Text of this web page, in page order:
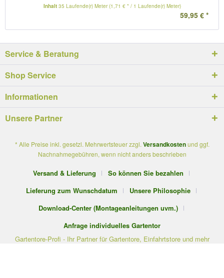
Inhalt 35 Laufende(r) Meter(1,71 € * / 1 Laufende(r) Meter)
59,95 € *
Service & Beratung
Shop Service
Informationen
Unsere Partner
* Alle Preise inkl. gesetzl. Mehrwertsteuer zzgl. Versandkostenund ggf.
Nachnahmegebühren, wenn nicht anders beschrieben
Versand & Lieferung
So können Sie bezahlen
Lieferung zum Wunschdatum
Unsere Philosophie
Download-Center (Montageanleitungen uvm.)
Anfrage individuelles Gartentor
Gartentore-Profi - Ihr Partner für Gartentore, Einfahrtstore und mehr